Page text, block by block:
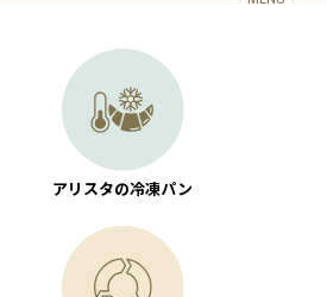
アリスタの冷凍パン